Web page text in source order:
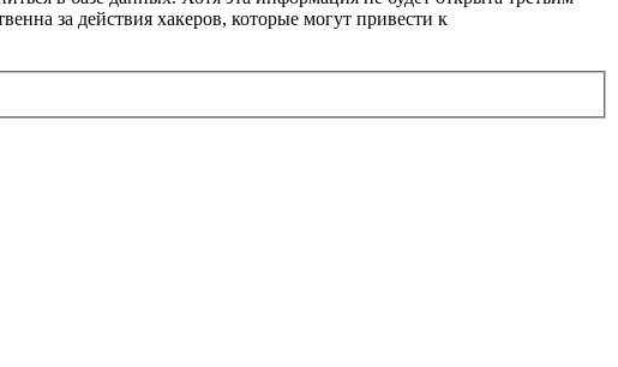
за действия хакеров, которые могут привести к